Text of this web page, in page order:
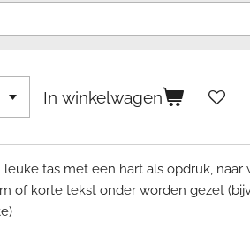
In winkelwagen
leuke tas met een hart als opdruk, naar
of korte tekst onder worden gezet